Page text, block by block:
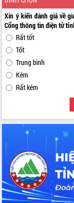
Xin ý kiến đánh giá về
Cổng thông tin điện tử
Rất tốt
Tốt
Trung bình
Kém
Rất kém